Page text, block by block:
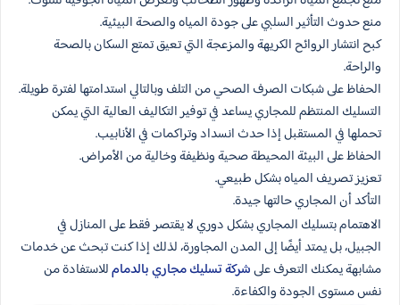
منع حدوث التأثير السلبي على جودة المياه والصحة البيئية.
كبح انتشار الروائح الكريهة والمزعجة التي تعيق تمتع السكان بالصحة
والراحة.
الحفاظ على شبكات الصرف الصحي من التلف وبالتالي استدامتها لفترة طويلة.
التسليك المنتظم للمجاري يساعد في توفير التكاليف العالية التي يمكن
تحملها في المستقبل إذا حدث انسداد وتراكمات في الأنابيب.
الحفاظ على البيئة المحيطة صحية ونظيفة وخالية من الأمراض.
تعزيز تصريف المياه بشكل طبيعي.
التأكد أن المجاري حالتها جيدة.
الاهتمام بتسليك المجاري بشكل دوري لا يقتصر فقط على المنازل في
الجبيل، بل يمتد أيضًا إلى المدن المجاورة، لذلك إذا كنت تبحث عن خدمات
مشابهة يمكنك التعرف علىشركة تسليك مجاري بالدمامللاستفادة من
نفس مستوى الجودة والكفاءة.